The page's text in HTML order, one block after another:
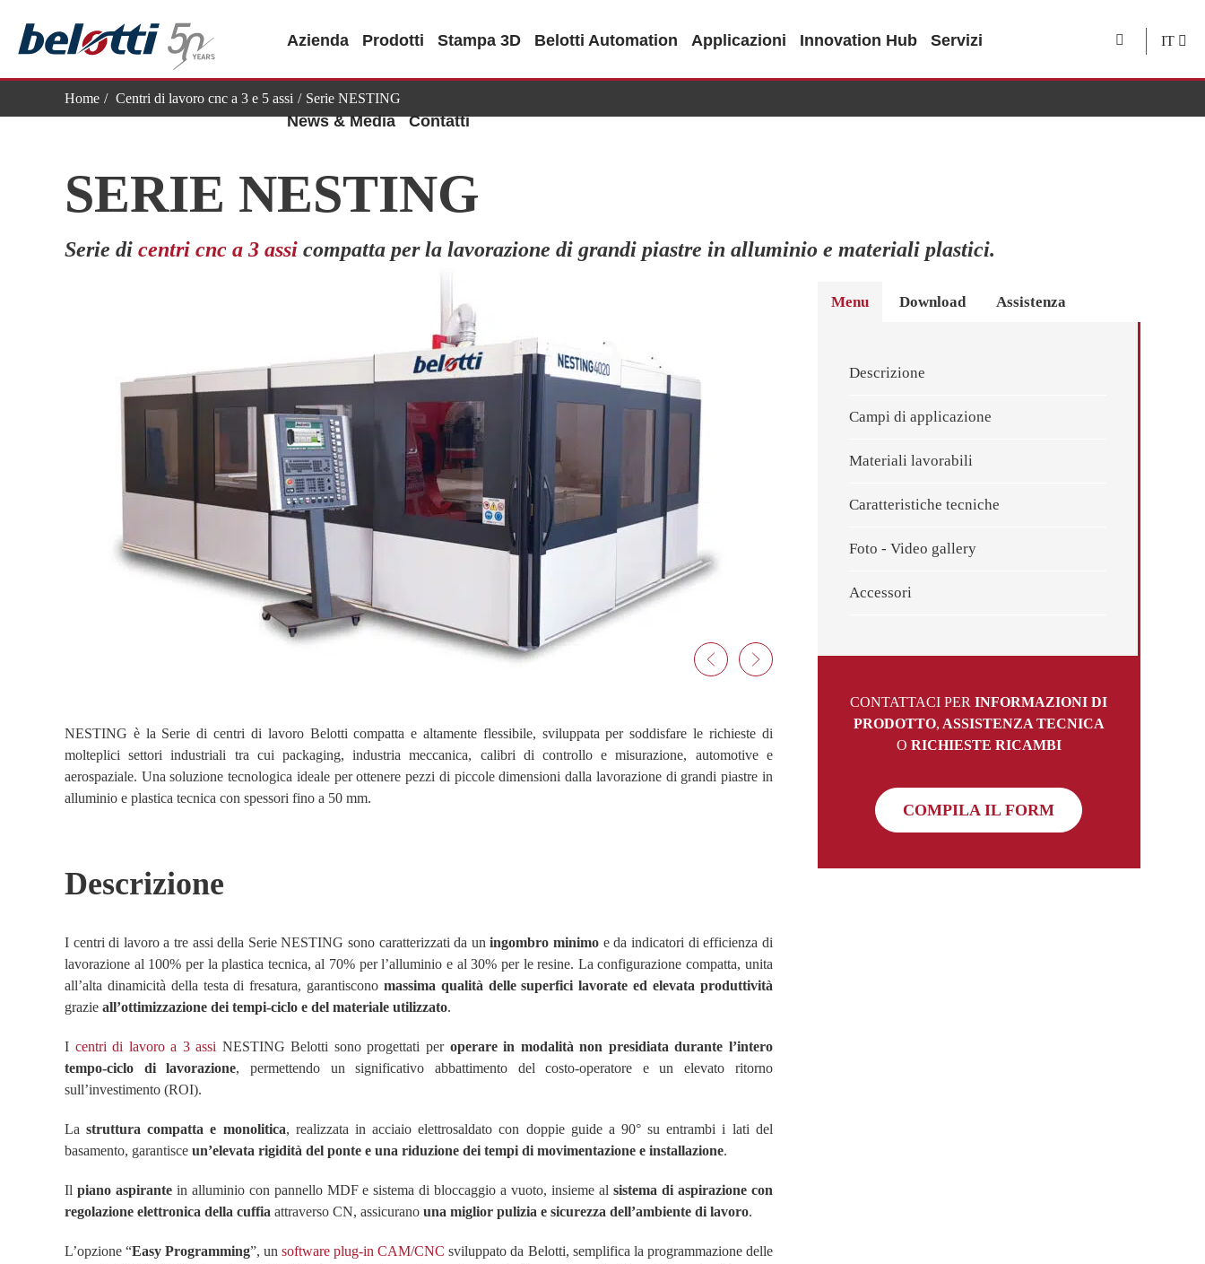
content
Azienda Prodotti Stampa 3D Belotti Automation Applicazioni Innovation Hub Servizi
News & Media Contatti
IT
Home Centri di lavoro cnc a 3 e 5 assi Serie NESTING
SERIE NESTING
Serie di centri cnc a 3 assi compatta per la lavorazione di grandi piastre in alluminio e materiali plastici.
NESTING è la Serie di centri di lavoro Belotti compatta e altamente flessibile, sviluppata per soddisfare le richieste di
molteplici settori industriali tra cui packaging, industria meccanica, calibri di controllo e misurazione, automotive e
aerospaziale. Una soluzione tecnologica ideale per ottenere pezzi di piccole dimensioni dalla lavorazione di grandi piastre in
alluminio e plastica tecnica con spessori fino a 50 mm.
Descrizione
I centri di lavoro a tre assi della Serie NESTING sono caratterizzati da uningombro minimo e da indicatori di efficienza di
lavorazione al 100% per la plastica tecnica, al 70% per l’alluminio e al 30% per le resine. La configurazione compatta, unita
all’alta dinamicità della testa di fresatura, garantiscono massima qualità delle superfici lavorate ed elevata produttività
grazie all’ottimizzazione dei tempi-ciclo e del materiale utilizzato.
I centri di lavoro a 3 assi NESTING Belotti sono progettati per operare in modalità non presidiata durante l’intero
tempo-ciclo di lavorazione, permettendo un significativo abbattimento del costo-operatore e un elevato ritorno
sull’investimento (ROI).
Lastruttura compatta e monolitica, realizzata in acciaio elettrosaldato con doppie guide a 90° su entrambi i lati del
basamento, garantisce un’elevata rigidità del ponte e una riduzione dei tempi di movimentazione e installazione.
Il piano aspirantein alluminio con pannello MDF e sistema di bloccaggio a vuoto, insieme al sistema di aspirazione con
regolazione elettronica della cuffia attraverso CN, assicurano una miglior pulizia e sicurezza dell’ambiente di lavoro.
L’opzione “Easy Programming”, unsoftware plug-in CAM/CNC sviluppato da Belotti, semplifica la programmazione delle
Menu Download Assistenza
Descrizione
Campi di applicazione
Materiali lavorabili
Caratteristiche tecniche
Foto - Video gallery
Accessori
CONTATTACI PERINFORMAZIONI DI
PRODOTTO, ASSISTENZA TECNICA
O RICHIESTE RICAMBI
COMPILA IL FORM